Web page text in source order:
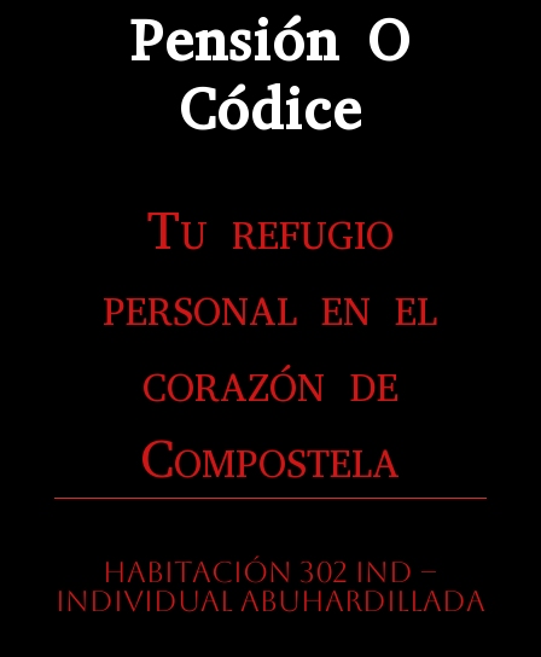
Pensión O
Códice
Tu refugio
personal en el
corazón de
Compostela
HABITACIÓN 302 IND –
Individual Abuhardillada